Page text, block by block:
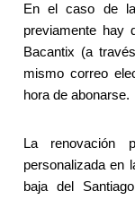
En el caso de
previamente hay
Bacantix (a
mismo correo
hora de abonarse.
La renovación
personalizada en
baja del